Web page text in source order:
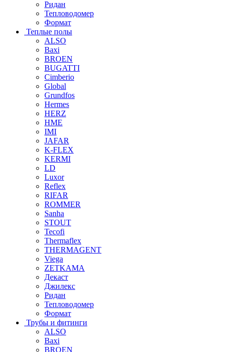
Ридан
Тепловодомер
Формат
Теплые полы
ALSO
Baxi
BROEN
BUGATTI
Cimberio
Global
Grundfos
Hermes
HERZ
HME
IMI
JAFAR
K-FLEX
KERMI
LD
Luxor
Reflex
RIFAR
ROMMER
Sanha
STOUT
Tecofi
Thermaflex
THERMAGENT
Viega
ZETKAMA
Декаст
Джилекс
Ридан
Тепловодомер
Формат
Трубы и фитинги
ALSO
Baxi
BROEN